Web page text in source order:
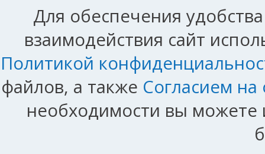
Для обеспечения
взаимодействия сайт
Политикой
файлов, а также Согласием
необходимости вы можете